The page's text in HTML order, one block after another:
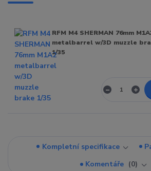
RFM M4 SHERMAN 76mm
metalbarrel w/3D muzzle
1/35
Kompletní specifikace
Komentáře
0